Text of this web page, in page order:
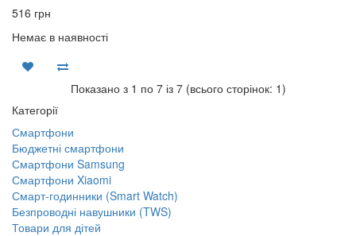
516 грн
Немає в наявності
Показано з 1 по 7 із 7 (всього сторінок: 1)
Категорії
Смартфони
Бюджетні смартфони
Смартфони Samsung
Смартфони Xiaomi
Смарт-годинники (Smart Watch)
Безпроводні навушники (TWS)
Товари для дітей